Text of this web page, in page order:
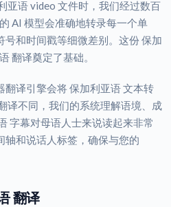
亚语 video 文件时，我们经过数百
AI 模型会准确地转录每一个单
和时间戳等细微差别。这份 保加
翻译奠定了基础。
译引擎会将 保加利亚语 文本转
译不同，我们的系统理解语境、成
字幕对母语人士来说读起来非常
轴和说话人标签，确保与您的
翻译